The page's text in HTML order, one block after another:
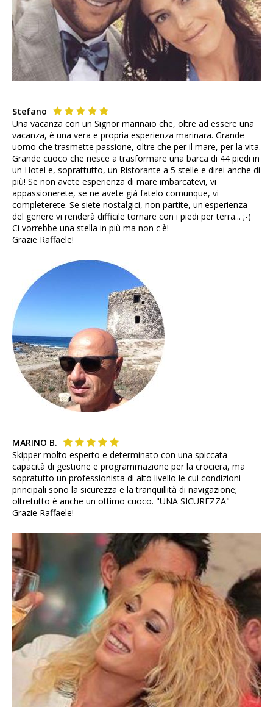
Stefano
Una vacanza con un Signor marinaio che, oltre ad essere una
vacanza, è una vera e propria esperienza marinara. Grande
uomo che trasmette passione, oltre che per il mare, per la vita.
Grande cuoco che riesce a trasformare una barca di 44 piedi in
un Hotel e, soprattutto, un Ristorante a 5 stelle e direi anche di
più! Se non avete esperienza di mare imbarcatevi, vi
appassionerete, se ne avete già fatelo comunque, vi
completerete. Se siete nostalgici, non partite, un'esperienza
del genere vi renderà difficile tornare con i piedi per terra... ;-)
Ci vorrebbe una stella in più ma non c'è!
Grazie Raffaele!
MARINO B.
Skipper molto esperto e determinato con una spiccata
capacità di gestione e programmazione per la crociera, ma
sopratutto un professionista di alto livello le cui condizioni
principali sono la sicurezza e la tranquillità di navigazione;
oltretutto è anche un ottimo cuoco. "UNA SICUREZZA"
Grazie Raffaele!